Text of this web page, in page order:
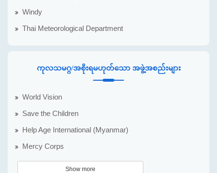
Windy
Thai Meteorological Department
ကုလသမဂ္ဂ/အစိုးရမဟုတ်သော အဖွဲ့အစည်းများ
World Vision
Save the Children
Help Age International (Myanmar)
Mercy Corps
Show more